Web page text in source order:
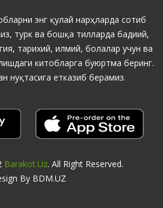
энг қулай нарҳларда сотиб
турк ва бошқа тилларда бадиий,
тарихий, илмий, болалар учун ва
китобларга буюртма беринг.
нуқтасига етказиб берамиз.
Barakot.uz. All Right Reserved.
By BDM.UZ